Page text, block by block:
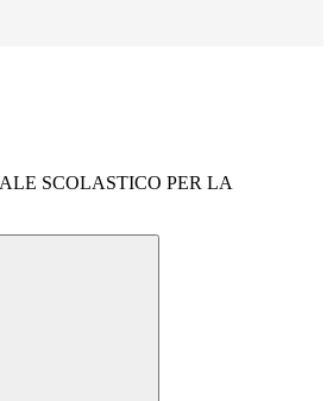
SCOLASTICO PER LA